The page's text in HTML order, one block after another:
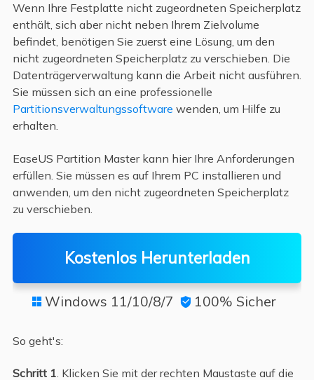
Wenn Ihre Festplatte nicht zugeordneten Speicherplatz
enthält, sich aber nicht neben Ihrem Zielvolume
befindet, benötigen Sie zuerst eine Lösung, um den
nicht zugeordneten Speicherplatz zu verschieben. Die
Datenträgerverwaltung kann die Arbeit nicht ausführen.
Sie müssen sich an eine professionelle
Partitionsverwaltungssoftware wenden, um Hilfe zu
erhalten.
EaseUS Partition Master kann hier Ihre Anforderungen
erfüllen. Sie müssen es auf Ihrem PC installieren und
anwenden, um den nicht zugeordneten Speicherplatz
zu verschieben.
Kostenlos Herunterladen
 Windows 11/10/8/7  100% Sicher
So geht's:
Schritt 1. Klicken Sie mit der rechten Maustaste auf die